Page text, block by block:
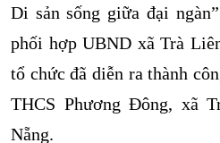
Di sản sống giữa đại
phối hợp UBND xã Trà
tổ chức đã diễn ra thành
THCS Phương Đông, xã
Nẵng.